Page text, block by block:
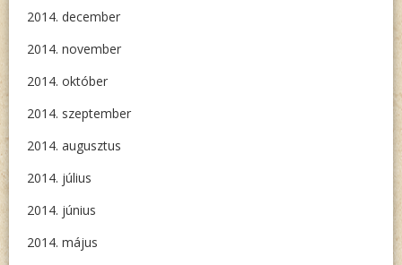
2014. december
2014. november
2014. október
2014. szeptember
2014. augusztus
2014. július
2014. június
2014. május